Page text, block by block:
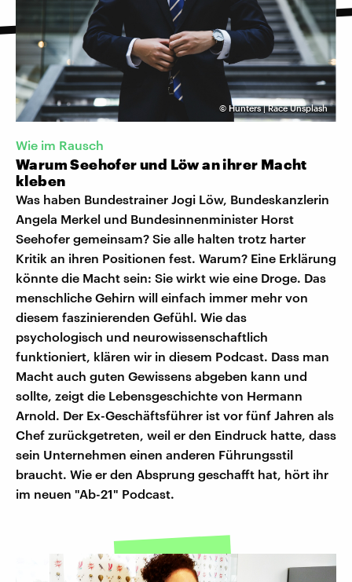
© Hunters | Race Unsplash
Wie im Rausch
Warum Seehofer und Löw an ihrer Macht
kleben
Was haben Bundestrainer Jogi Löw, Bundeskanzlerin
Angela Merkel und Bundesinnenminister Horst
Seehofer gemeinsam? Sie alle halten trotz harter
Kritik an ihren Positionen fest. Warum? Eine Erklärung
könnte die Macht sein: Sie wirkt wie eine Droge. Das
menschliche Gehirn will einfach immer mehr von
diesem faszinierenden Gefühl. Wie das
psychologisch und neurowissenschaftlich
funktioniert, klären wir in diesem Podcast. Dass man
Macht auch guten Gewissens abgeben kann und
sollte, zeigt die Lebensgeschichte von Hermann
Arnold. Der Ex-Geschäftsführer ist vor fünf Jahren als
Chef zurückgetreten, weil er den Eindruck hatte, dass
sein Unternehmen einen anderen Führungsstil
braucht. Wie er den Absprung geschafft hat, hört ihr
im neuen "Ab-21" Podcast.